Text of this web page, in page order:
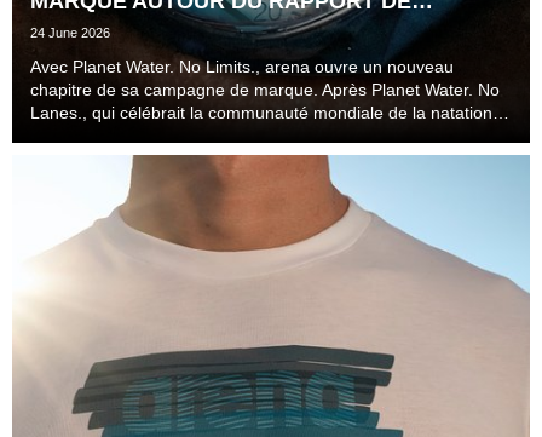
L'ATHLÈTE AU TEMPS
24 June 2026
Avec Planet Water. No Limits., arena ouvre un nouveau
chapitre de sa campagne de marque. Après Planet Water. No
Lanes., qui célébrait la communauté mondiale de la natation
pratique, la marque s'attaque désormais à l...